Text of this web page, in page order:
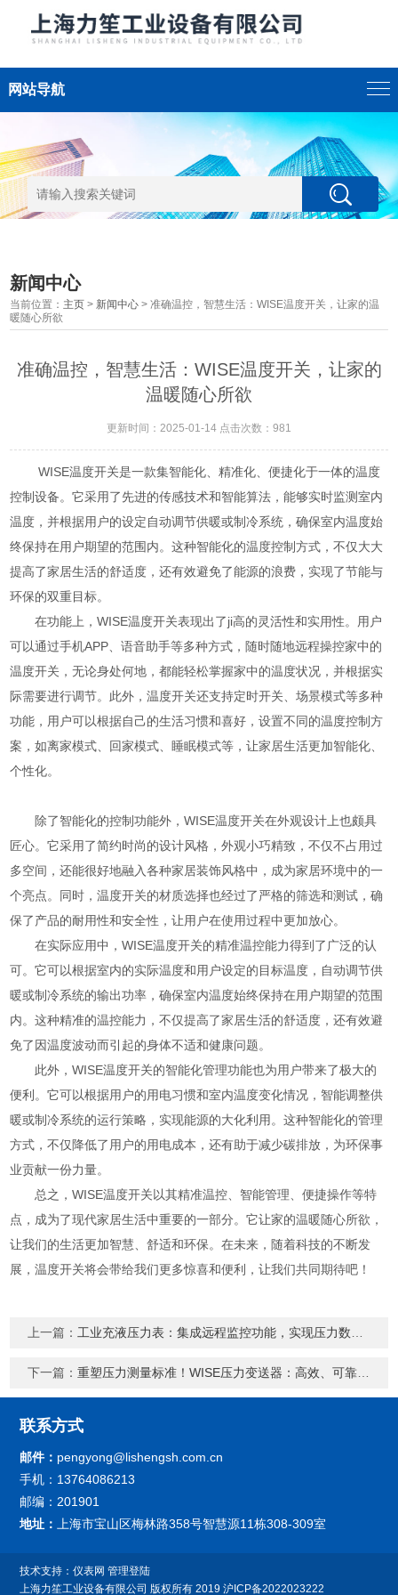
网站导航
新闻中心
当前位置： 主页 > 新闻中心 > 准确温控，智慧生活：WISE温度开关，让家的温
暖随心所欲
准确温控，智慧生活：WISE温度开关，让家的
温暖随心所欲
更新时间：2025-01-14 点击次数：981
WISE温度开关是一款集智能化、精准化、便捷化于一体的温度
控制设备。它采用了先进的传感技术和智能算法，能够实时监测室内
温度，并根据用户的设定自动调节供暖或制冷系统，确保室内温度始
终保持在用户期望的范围内。这种智能化的温度控制方式，不仅大大
提高了家居生活的舒适度，还有效避免了能源的浪费，实现了节能与
环保的双重目标。
在功能上，WISE温度开关表现出了ji高的灵活性和实用性。用户
可以通过手机APP、语音助手等多种方式，随时随地远程操控家中的
温度开关，无论身处何地，都能轻松掌握家中的温度状况，并根据实
际需要进行调节。此外，温度开关还支持定时开关、场景模式等多种
功能，用户可以根据自己的生活习惯和喜好，设置不同的温度控制方
案，如离家模式、回家模式、睡眠模式等，让家居生活更加智能化、
个性化。
除了智能化的控制功能外，WISE温度开关在外观设计上也颇具
匠心。它采用了简约时尚的设计风格，外观小巧精致，不仅不占用过
多空间，还能很好地融入各种家居装饰风格中，成为家居环境中的一
个亮点。同时，温度开关的材质选择也经过了严格的筛选和测试，确
保了产品的耐用性和安全性，让用户在使用过程中更加放心。
在实际应用中，WISE温度开关的精准温控能力得到了广泛的认
可。它可以根据室内的实际温度和用户设定的目标温度，自动调节供
暖或制冷系统的输出功率，确保室内温度始终保持在用户期望的范围
内。这种精准的温控能力，不仅提高了家居生活的舒适度，还有效避
免了因温度波动而引起的身体不适和健康问题。
此外，WISE温度开关的智能化管理功能也为用户带来了极大的
便利。它可以根据用户的用电习惯和室内温度变化情况，智能调整供
暖或制冷系统的运行策略，实现能源的大化利用。这种智能化的管理
方式，不仅降低了用户的用电成本，还有助于减少碳排放，为环保事
业贡献一份力量。
总之，WISE温度开关以其精准温控、智能管理、便捷操作等特
点，成为了现代家居生活中重要的一部分。它让家的温暖随心所欲，
让我们的生活更加智慧、舒适和环保。在未来，随着科技的不断发
展，温度开关将会带给我们更多惊喜和便利，让我们共同期待吧！
上一篇： 工业充液压力表：集成远程监控功能，实现压力数据实时可视化
下一篇：重塑压力测量标准！WISE压力变送器：高效、可靠，赋能工业4.0新时代
联系方式
邮件： pengyong@lishengsh.com.cn
手机：13764086213
邮编：201901
地址：
上海市宝山区梅林路358号智慧源11栋308-309室
技术支持：仪表网 管理登陆
上海力笙工业设备有限公司 版权所有 2019沪ICP备2022023222